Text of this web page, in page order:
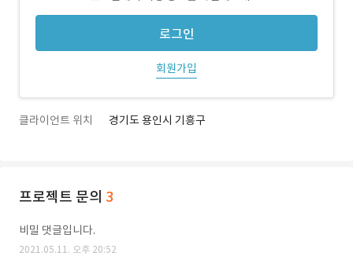
로그인
회원가입
클라이언트 위치 경기도 용인시 기흥구
프로젝트 문의 3
비밀 댓글입니다.
2021.05.11. 오후 20:52